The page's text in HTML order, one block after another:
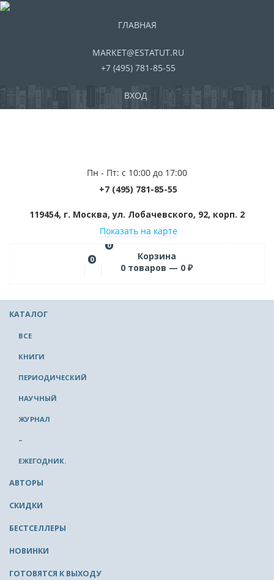
ГЛАВНАЯ
MARKET@ESTATUT.RU
+7 (495) 781-85-55
ВХОД
Пн - Пт: с 10:00 до 17:00
+7 (495) 781-85-55
119454, г. Москва, ул. Лобачевского, 92, корп. 2
Показать на карте
0
0
Корзина
0 товаров — 0 ₽
КАТАЛОГ
ВСЕ
КНИГИ
ПЕРИОДИЧЕСКИЙ
НАУЧНЫЙ
ЖУРНАЛ
–
ЕЖЕГОДНИК.
АВТОРЫ
СКИДКИ
БЕСТСЕЛЛЕРЫ
НОВИНКИ
ГОТОВЯТСЯ К ВЫХОДУ